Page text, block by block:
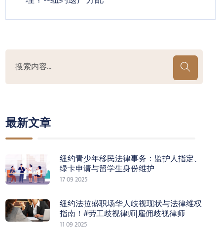
最新文章
纽约青少年移民法律事务：监护人指定、
绿卡申请与留学生身份维护
17 09 2025
纽约法拉盛职场华人歧视现状与法律维权
指南！#劳工歧视律师|雇佣歧视律师
11 09 2025